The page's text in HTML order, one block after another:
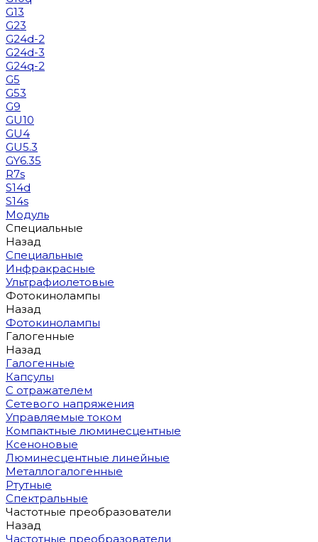
G13
G23
G24d-2
G24d-3
G24q-2
G5
G53
G9
GU10
GU4
GU5.3
GY6.35
R7s
S14d
S14s
Модуль
Специальные
Назад
Специальные
Инфракрасные
Ультрафиолетовые
Фотокинолампы
Назад
Фотокинолампы
Галогенные
Назад
Галогенные
Капсулы
С отражателем
Сетевого напряжения
Управляемые током
Компактные люминесцентные
Ксеноновые
Люминесцентные линейные
Металлогалогенные
Ртутные
Спектральные
Частотные преобразователи
Назад
Частотные преобразователи